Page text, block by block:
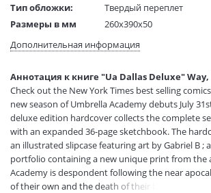
Тип обложки:
Твердый переплет
Размеры в мм
260x390x50
Вес:
1 гр.
Код товара:
50051069
Артикул:
14895647
ISBN:
9781506718057
В продаже с:
15.10.2021
Дополнительная информация
Аннотация к книге "Ua Dallas Deluxe" Way,
Check out the New York Times best selling
new season of Umbrella Academy debuts July
deluxe edition hardcover collects the complete
with an expanded 36-page sketchbook. The
an illustrated slipcase featuring art by Gabriel B ;
portfolio containing a new unique print from the
Academy is despondent following the near
of their own and the death of their beloved